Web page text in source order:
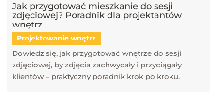
Jak przygotować mieszkanie do sesji
zdjęciowej? Poradnik dla projektantów
wnętrz
Projektowanie wnętrz
Dowiedz się, jak przygotować wnętrze do sesji
zdjęciowej, by zdjęcia zachwycały i przyciągały
klientów – praktyczny poradnik krok po kroku.